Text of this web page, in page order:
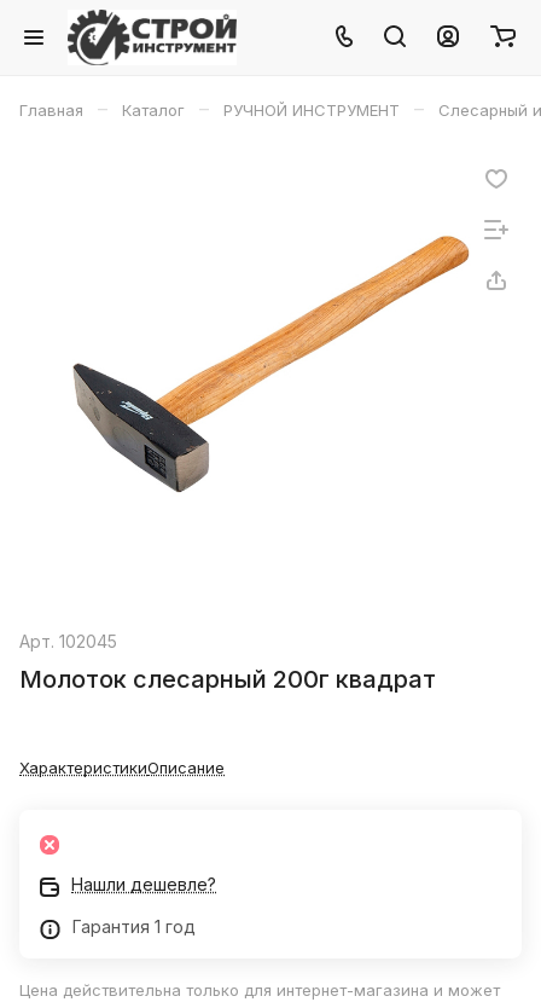
Главная – Каталог – РУЧНОЙ ИНСТРУМЕНТ – Слесарный
Арт. 102045
Молоток слесарный 200г квадрат
ХарактеристикиОписание
Нашли дешевле?
Гарантия 1 год
Цена действительна только для интернет-магазина и может